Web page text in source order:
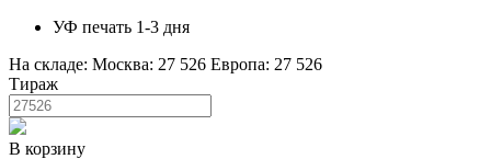
УФ печать 1-3 дня
На складе: Москва: 27 526 Европа: 27 526
Тираж
В корзину